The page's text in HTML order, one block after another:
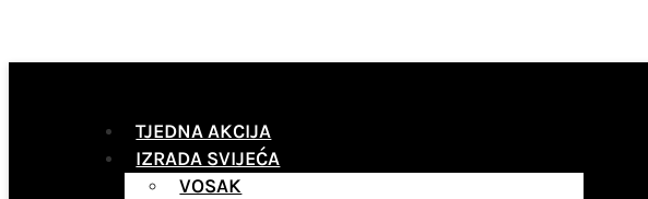
TJEDNA AKCIJA
IZRADA SVIJEĆA
VOSAK